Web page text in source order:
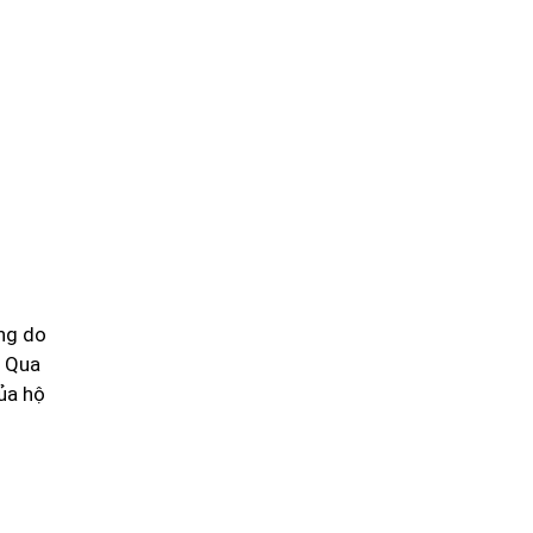
do
hộ